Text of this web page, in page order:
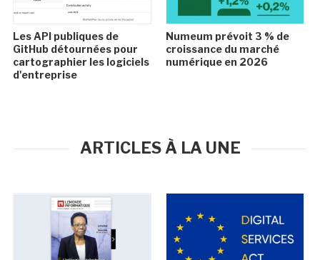
Les API publiques de
GitHub détournées pour
cartographier les logiciels
d'entreprise
Numeum prévoit 3 % de
croissance du marché
numérique en 2026
ARTICLES À LA UNE